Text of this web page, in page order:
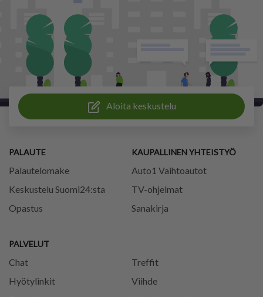
Aloita keskustelu
PALAUTE
Palautelomake
Keskustelu Suomi24:sta
Opastus
PALVELUT
Chat
Treffit
Hyötylinkit
Viihde
KAUPALLINEN YHTEISTYÖ
Auto1 Vaihtoautot
TV-ohjelmat
Sanakirja